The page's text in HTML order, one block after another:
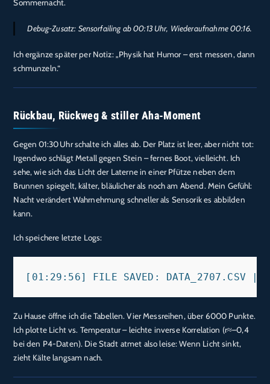
Sommernacht.
Debug-Zusatz: Sensorfailing ab 00:13 Uhr, Wiederaufnahme 00:16.
Ich ergänze später per Notiz: „Physik hat Humor – erst messen, dann
schmunzeln.“
Rückbau, Rückweg & stiller Aha-Moment
Gegen 01:30 Uhr schalte ich alles ab. Der Platz ist leer, aber nicht tot:
Irgendwo schlägt Metall gegen Stein – fernes Boot, vielleicht. Ich
sehe, wie sich das Licht der Laterne in einer Pfütze neben dem
Brunnen spiegelt, kälter, bläulicher als noch am Abend. Mein Gefühl:
Nacht verändert Wahrnehmung schneller als Sensorik es abbilden
kann.
Ich speichere letzte Logs:
Zu Hause öffne ich die Tabellen. Vier Messreihen, über 6000 Punkte.
Ich plotte Licht vs. Temperatur – leichte inverse Korrelation (r≈–0,4
bei den P4-Daten). Die Stadt atmet also leise: Wenn Licht sinkt,
zieht Kälte langsam nach.